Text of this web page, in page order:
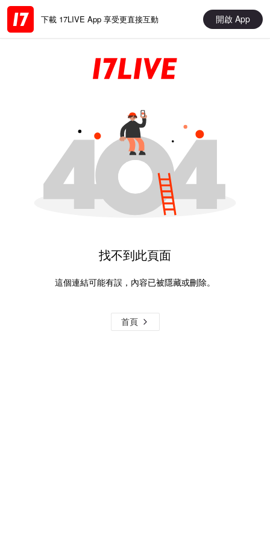
下載 17LIVE App 享受更直接互動 開啟 App
找不到此頁面
這個連結可能有誤，內容已被隱藏或刪除。
首頁